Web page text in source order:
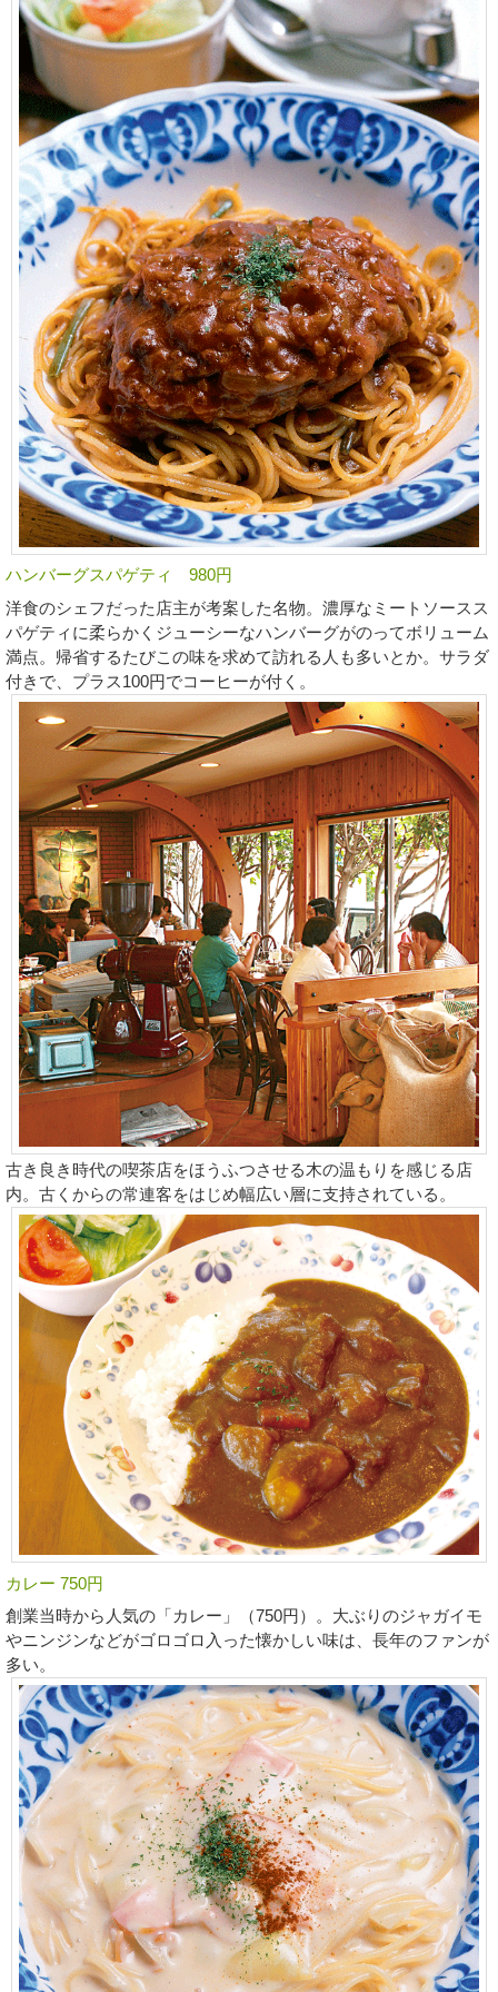
ハンバーグスパゲティ 980円
洋食のシェフだった店主が考案した名物。濃厚なミートソースス
パゲティに柔らかくジューシーなハンバーグがのってボリューム
満点。帰省するたびこの味を求めて訪れる人も多いとか。サラダ
付きで、プラス100円でコーヒーが付く。
古き良き時代の喫茶店をほうふつさせる木の温もりを感じる店
内。古くからの常連客をはじめ幅広い層に支持されている。
カレー 750円
創業当時から人気の「カレー」（750円）。大ぶりのジャガイモ
やニンジンなどがゴロゴロ入った懐かしい味は、長年のファンが
多い。